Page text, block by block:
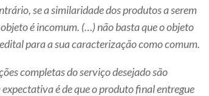
se a similaridade dos produtos a serem
é incomum. (…) não basta que o objeto
para a sua caracterização como comum.
completas do serviço desejado são
é de que o produto final entregue